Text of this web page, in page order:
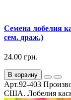
Семена лобелия
сем. драж.)
24.00 грн.
В корзину
Арт.92-403
США. Лобелия